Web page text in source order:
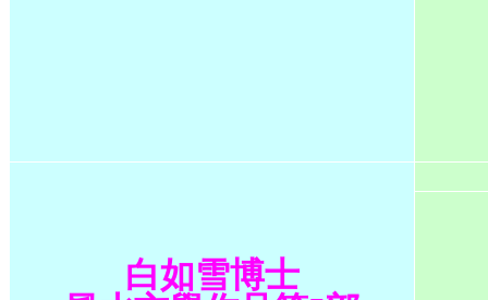
白如雪博士